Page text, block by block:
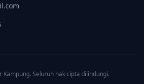
Kampung. Seluruh hak cipta dilindungi.